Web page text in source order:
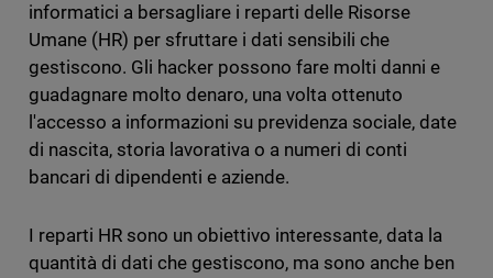
informatici a bersagliare i reparti delle Risorse
Umane (HR) per sfruttare i dati sensibili che
gestiscono. Gli hacker possono fare molti danni e
guadagnare molto denaro, una volta ottenuto
l'accesso a informazioni su previdenza sociale, date
di nascita, storia lavorativa o a numeri di conti
bancari di dipendenti e aziende.
I reparti HR sono un obiettivo interessante, data la
quantità di dati che gestiscono, ma sono anche ben